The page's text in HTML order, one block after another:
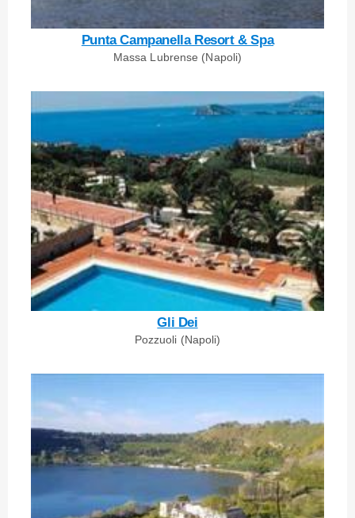
Punta Campanella Resort & Spa
Massa Lubrense (Napoli)
Gli Dei
Pozzuoli (Napoli)